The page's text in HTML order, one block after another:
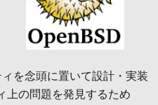
を念頭に置いて設計・実装
上の問題を発見するため